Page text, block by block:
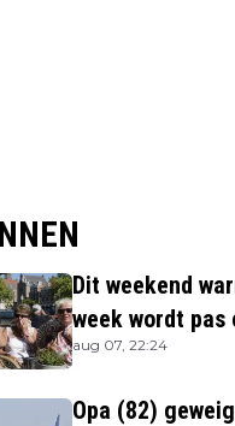
Dit weekend
week wordt pas
aug 07, 22:24
Opa (82)